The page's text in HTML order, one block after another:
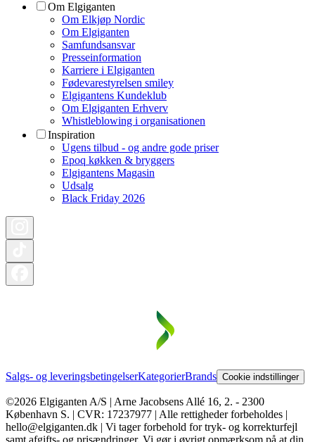
Om Elgiganten
Om Elkjøp Nordic
Om Elgiganten
Samfundsansvar
Presseinformation
Karriere i Elgiganten
Fødevarestyrelsen smiley
Elgigantens Kundeklub
Om Elgiganten Erhverv
Whistleblowing i organisationen
Inspiration
Ugens tilbud - og andre gode priser
Epoq køkken & bryggers
Elgigantens Magasin
Udsalg
Black Friday 2026
Salgs- og leveringsbetingelserKategorierBrands Cookie indstillinger
©2026 Elgiganten A/S | Arne Jacobsens Allé 16, 2. - 2300
København S. | CVR: 17237977 | Alle rettigheder forbeholdes |
hello@elgiganten.dk | Vi tager forbehold for tryk- og korrekturfejl